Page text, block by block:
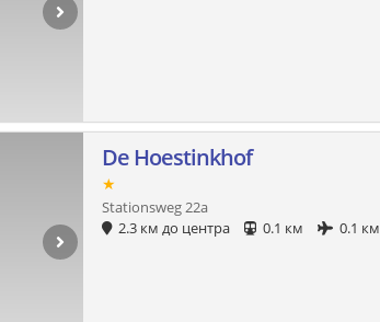
De Hoestinkhof
★
Stationsweg 22a
2.3 км до центра
0.1 км 0.1 км